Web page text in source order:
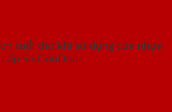
tuổi thơ khi sử dụng cửa nhựa
cấp SaiGonDoor